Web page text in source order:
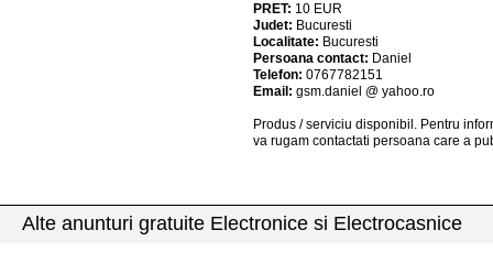
PRET: 10 EUR
Judet: Bucuresti
Localitate: Bucuresti
Persoana contact: Daniel
Telefon: 0767782151
Email: gsm.daniel @ yahoo.ro
Produs / serviciu disponibil . Pentru
va rugam contactati persoana care a
Alte anunturi gratuite Electronice si Electrocasnice